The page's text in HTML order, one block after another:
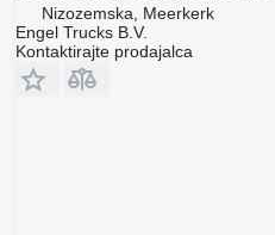
Nizozemska, Meerkerk
Engel Trucks B.V.
Kontaktirajte prodajalca